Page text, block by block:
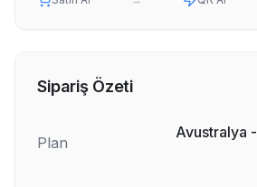
Sipariş Özeti
Plan
Avustralya